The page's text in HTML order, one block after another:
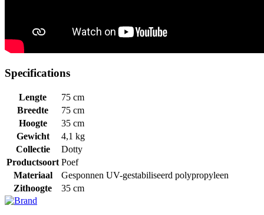
Specifications
Lengte
75 cm
Breedte
75 cm
Hoogte
35 cm
Gewicht
4,1 kg
Collectie
Dotty
Productsoort Poef
Materiaal
Gesponnen UV-gestabiliseerd polypropyleen
Zithoogte
35 cm